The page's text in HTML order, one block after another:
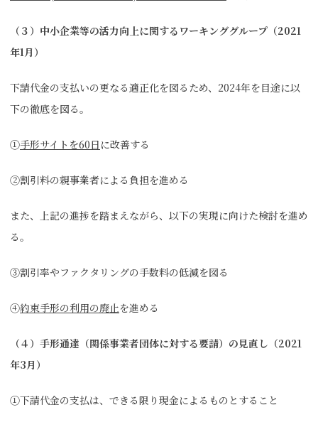
（３）中小企業等の活力向上に関するワーキンググループ（2021
年1月）
下請代金の支払いの更なる適正化を図るため、2024年を目途に以
下の徹底を図る。
①手形サイトを60日 に改善する
②割引料の親事業者による負担を進める
また、上記の進捗を踏まえながら、以下の実現に向けた検討を進め
る。
③割引率やファクタリングの手数料の低減を図る
④約束手形の利用の廃止を進める
（４）手形通達（関係事業者団体に対する要請）の見直し（2021
年3月）
①下請代金の支払は、できる限り現金によるものとすること